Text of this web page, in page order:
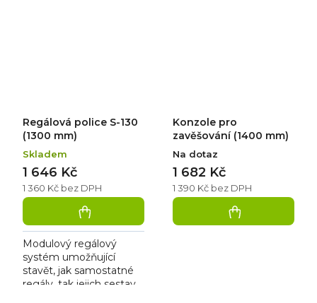
Regálová police S-130
(1300 mm)
Skladem
1 360 Kč bez DPH
1 646 Kč
Modulový regálový
systém umožňující
stavět, jak samostatné
regály, tak jejich sestavy
Konzole pro
zavěšování (1400 mm)
Na dotaz
1 390 Kč bez DPH
1 682 Kč